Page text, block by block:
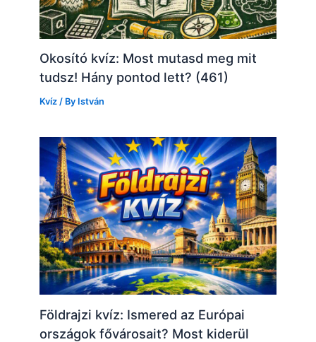
Okosító kvíz: Most mutasd meg mit
tudsz! Hány pontod lett? (461)
Kvíz / By István
Földrajzi kvíz: Ismered az Európai
országok fővárosait? Most kiderül